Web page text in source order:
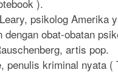
).
psikolog Amerika
dengan obat-obatan
artis pop.
penulis kriminal nyata (